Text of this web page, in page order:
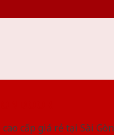
cấp giá rẻ tại Sài Gòn